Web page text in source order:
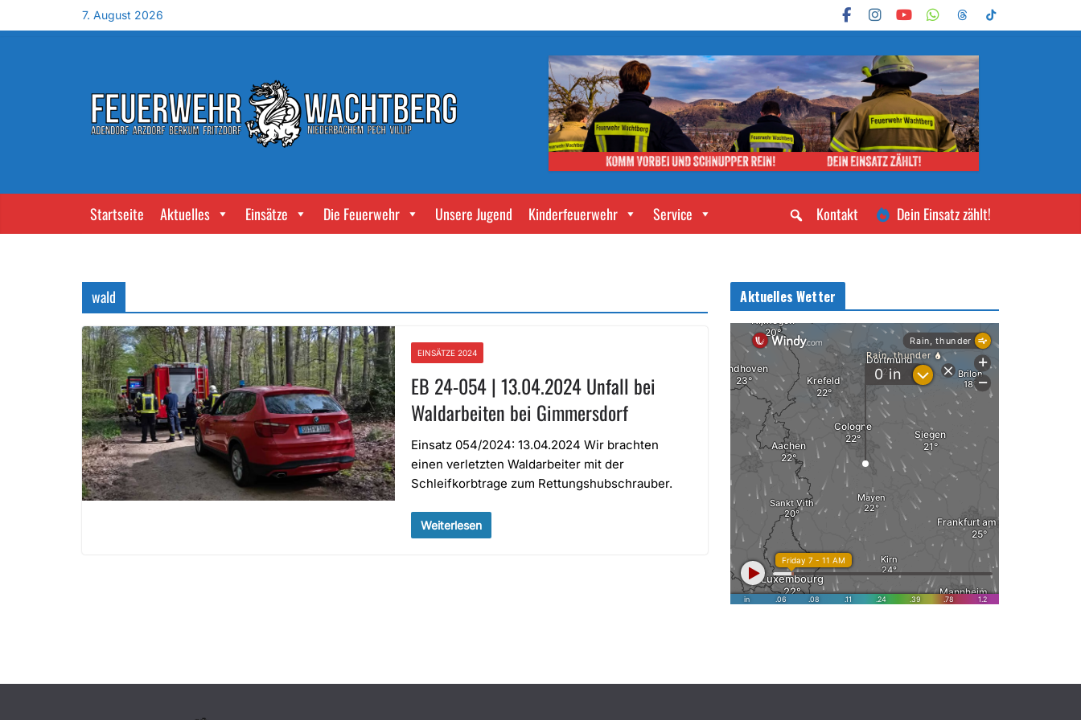
7. August 2026
Startseite Aktuelles Einsätze Die Feuerwehr Unsere Jugend Kinderfeuerwehr Service Dein Einsatz zählt!
Kontakt
wald
EINSÄTZE 2024
EB 24-054 | 13.04.2024 Unfall bei
Waldarbeiten bei Gimmersdorf
Einsatz 054/2024: 13.04.2024 Wir brachten
einen verletzten Waldarbeiter mit der
Schleifkorbtrage zum Rettungshubschrauber.
Weiterlesen
Aktuelles Wetter